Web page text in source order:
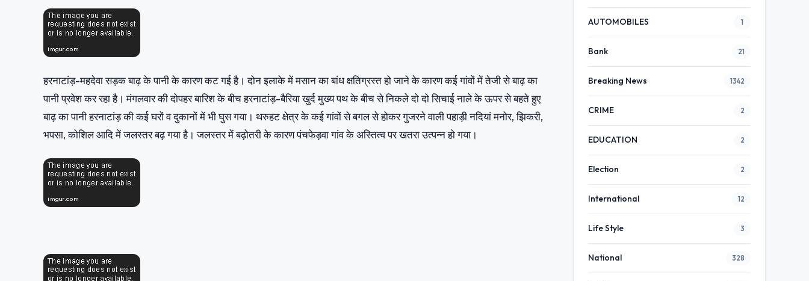
हरनाटांड़-महदेवा सड़क बाढ़ के पानी के कारण कट गई है। दोन इलाके में मसान का बांध क्षतिग्रस्त हो जाने के कारण कई गांवों में तेजी से बाढ़ का
पानी प्रवेश कर रहा है। मंगलवार की दोपहर बारिश के बीच हरनाटांड़-बैरिया खुर्द मुख्य पथ के बीच से निकले दो दो सिचाई नाले के ऊपर से बहते हुए
बाढ़ का पानी हरनाटांड़ की कई घरों व दुकानों में भी घुस गया। थरुहट क्षेत्र के कई गांवों से बगल से होकर गुजरने वाली पहाड़ी नदियां मनोर, झिकरी,
भपसा, कोशिल आदि में जलस्तर बढ़ गया है। जलस्तर में बढ़ोतरी के कारण पंचफेड़वा गांव के अस्तित्व पर खतरा उत्पन्न हो गया।
AUTOMOBILES 1
Bank 21
Breaking News 1342
CRIME 2
EDUCATION 2
Election 2
International 12
Life Style 3
National 328